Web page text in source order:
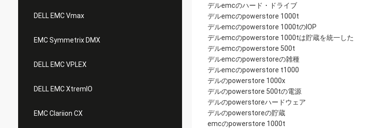
DELL EMC Vmax
EMC Symmetrix DMX
DELL EMC VPLEX
DELL EMC XtremIO
EMC Clariion CX
デルemcのハード・ドライブ
デルemcのpowerstore 1000t
デルemcのpowerstore 1000tのIOP
デルemcのpowerstore 1000tは貯蔵を統一した
デルemcのpowerstore 500t
デルemcのpowerstoreの雑種
デルemcのpowerstore t1000
デルのpowerstore 1000x
デルのpowerstore 500tの電源
デルのpowerstoreハードウェア
デルのpowerstoreの貯蔵
emcのpowerstore 1000t